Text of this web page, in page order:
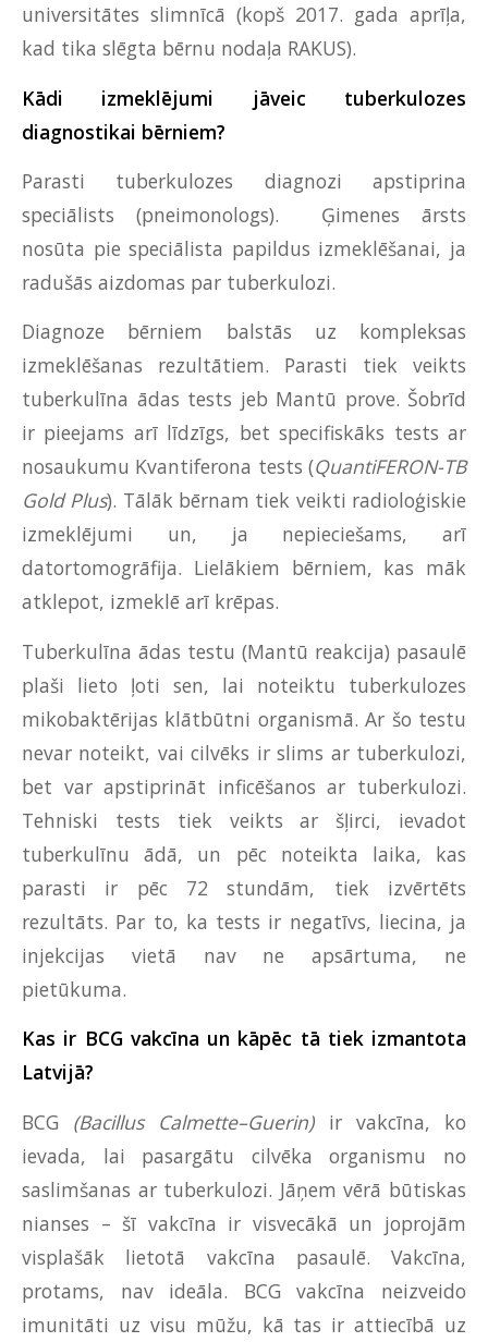
universitātes slimnīcā (kopš 2017. gada aprīļa,
kad tika slēgta bērnu nodaļa RAKUS).
Kādi izmeklējumi jāveic tuberkulozes
diagnostikai bērniem?
Parasti tuberkulozes diagnozi apstiprina
speciālists (pneimonologs). Ģimenes ārsts
nosūta pie speciālista papildus izmeklēšanai, ja
radušās aizdomas par tuberkulozi.
Diagnoze bērniem balstās uz kompleksas
izmeklēšanas rezultātiem. Parasti tiek veikts
tuberkulīna ādas tests jeb Mantū prove. Šobrīd
ir pieejams arī līdzīgs, bet specifiskāks tests ar
nosaukumu Kvantiferona tests (QuantiFERON-TB
Gold Plus). Tālāk bērnam tiek veikti radioloģiskie
izmeklējumi un, ja nepieciešams, arī
datortomogrāfija. Lielākiem bērniem, kas māk
atklepot, izmeklē arī krēpas.
Tuberkulīna ādas testu (Mantū reakcija) pasaulē
plaši lieto ļoti sen, lai noteiktu tuberkulozes
mikobaktērijas klātbūtni organismā. Ar šo testu
nevar noteikt, vai cilvēks ir slims ar tuberkulozi,
bet var apstiprināt inficēšanos ar tuberkulozi.
Tehniski tests tiek veikts ar šļirci, ievadot
tuberkulīnu ādā, un pēc noteikta laika, kas
parasti ir pēc 72 stundām, tiek izvērtēts
rezultāts. Par to, ka tests ir negatīvs, liecina, ja
injekcijas vietā nav ne apsārtuma, ne
pietūkuma.
Kas ir BCG vakcīna un kāpēc tā tiek izmantota
Latvijā?
BCG (Bacillus Calmette–Guerin)ir vakcīna, ko
ievada, lai pasargātu cilvēka organismu no
saslimšanas ar tuberkulozi. Jāņem vērā būtiskas
nianses – šī vakcīna ir visvecākā un joprojām
visplašāk lietotā vakcīna pasaulē. Vakcīna,
protams, nav ideāla. BCG vakcīna neizveido
imunitāti uz visu mūžu, kā tas ir attiecībā uz